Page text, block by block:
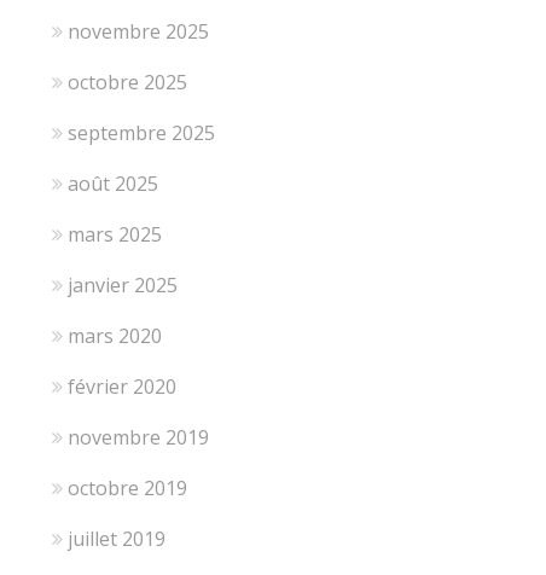
novembre 2025
octobre 2025
septembre 2025
août 2025
mars 2025
janvier 2025
mars 2020
février 2020
novembre 2019
octobre 2019
juillet 2019